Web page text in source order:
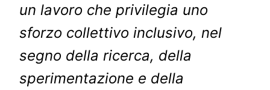
un lavoro che privilegia uno
sforzo collettivo inclusivo, nel
segno della ricerca, della
sperimentazione e della